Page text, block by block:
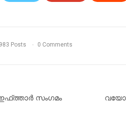
Posts 0 Comments
സംഗമം